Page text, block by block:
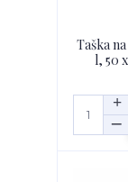
Taška
l, 50